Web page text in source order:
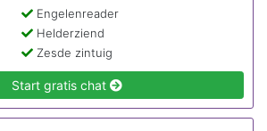
Engelenreader
Helderziend
Zesde zintuig
Start gratis chat